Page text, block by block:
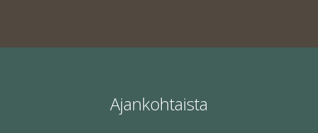
RUOKA JA JUOMAAjankohtaista